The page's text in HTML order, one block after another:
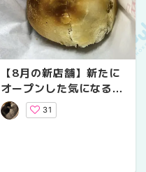
【8月の新店舗】新たに
オープンした気になるお
店をご紹介～グルメ～
31